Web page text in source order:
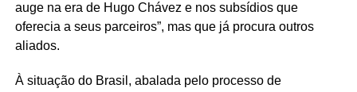
auge na era de Hugo Chávez e nos subsídios que
oferecia a seus parceiros”, mas que já procura outros
aliados.
À situação do Brasil, abalada pelo processo de